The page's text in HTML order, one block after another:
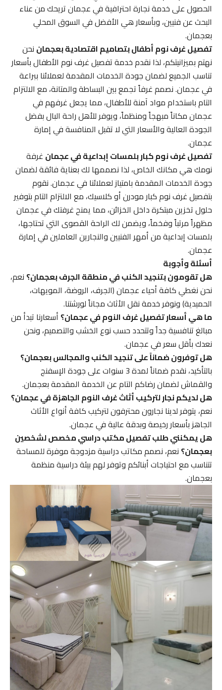
الحصول على خدمة نجارة احترافية في عجمان تريحك من عناء
البحث عن فنيين، وبأسعار هي الأفضل في السوق المحلي
بعجمان.
تفصيل غرف نوم أطفال بتصاميم اقتصادية بعجماننحن
نهتم بميزانيتكم، لذا نقدم خدمة تفصيل غرف نوم الأطفال بأسعار
تناسب الجميع لضمان جودة الخدمات المقدمة لعملائنا ببراعة
في عجمان. نصمم غرفاً تجمع بين البساطة والمتانة، مع الالتزام
التام باستخدام مواد آمنة للأطفال، مما يجعل غرفهم في
عجمان مكاناً مبهجاً ومنظماً، ويوفر للأهل راحة البال بفضل
الجودة العالية والأسعار التي لا تقبل المنافسة في إمارة
عجمان.
تفصيل غرف نوم كبار بلمسات إبداعية في عجمانغرفة
نومك هي مكانك الخاص، لذا نصممها لك بعناية فائقة لضمان
جودة الخدمات المقدمة بامتياز لعملائنا في عجمان. نقوم
بتفصيل غرف نوم كبار مودرن أو كلاسيك، مع الالتزام التام بتوفير
حلول تخزين مبتكرة داخل الخزائن، مما يمنح غرفتك في عجمان
مظهراً مرتباً وفخماً، ويضمن لك الراحة القصوى التي تحتاجها،
بلمسات إبداعية من أمهر الفنيين والنجارين العاملين في إمارة
عجمان.
أسئلة وأجوبة
هل تقومون بتنجيد الكنب في منطقة الجرف بعجمان؟نعم،
نحن نغطي كافة أحياء عجمان (الجرف، الروضة، المويهات،
الحميدية) ونوفر خدمة نقل الأثاث مجاناً لورشتنا.
ما هي أسعار تفصيل غرف النوم في عجمان؟أسعارنا تبدأ من
مبالغ تنافسية جداً وتتحدد حسب نوع الخشب والتصميم، ونحن
نعدك بأقل سعر في عجمان.
هل توفرون ضماناً على تنجيد الكنب والمجالس بعجمان؟
بالتأكيد، نقدم ضماناً لمدة 3 سنوات على جودة الإسفنج
والقماش لضمان رضاكم التام عن الخدمة المقدمة بعجمان.
هل لديكم نجار لتركيب أثاث غرف النوم الجاهزة في عجمان؟
نعم، يتوفر لدينا نجارون محترفون لتركيب كافة أنواع الأثاث
الجاهز بأسعار رخيصة وبدقة عالية في عجمان.
هل يمكنني طلب تفصيل مكتب دراسي مخصص لشخصين
بعجمان؟نعم، نصمم مكاتب دراسية مزدوجة موفرة للمساحة
تتناسب مع احتياجات أبنائكم وتوفر لهم بيئة دراسية منظمة
بعجمان.